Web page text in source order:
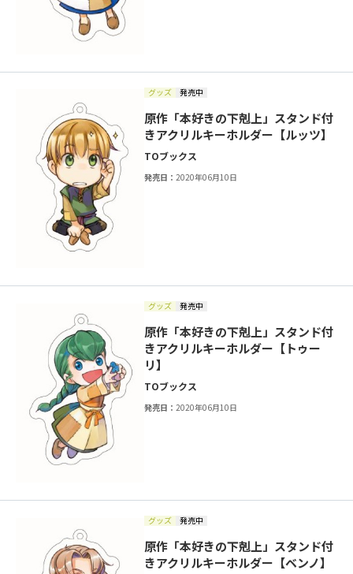
グッズ 発売中
原作「本好きの下剋上」スタンド付
きアクリルキーホルダー【ルッツ】
TOブックス
発売日：2020年06月10日
グッズ 発売中
原作「本好きの下剋上」スタンド付
きアクリルキーホルダー【トゥー
リ】
TOブックス
発売日：2020年06月10日
グッズ 発売中
原作「本好きの下剋上」スタンド付
きアクリルキーホルダー【ベンノ】